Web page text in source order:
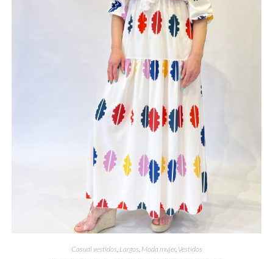
Casual vestidos, Largos, Moda mujer, Vestidos